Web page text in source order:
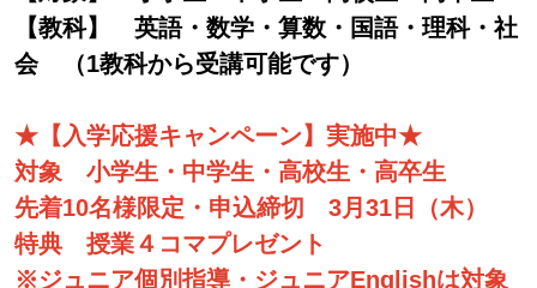
【教科】 英語・数学・算数・国語・理科・社
会 （1教科から受講可能です）
★【入学応援キャンペーン】実施中★
対象 小学生・中学生・高校生・高卒生
先着10名様限定・申込締切 3月31日（木）
特典 授業４コマプレゼント
※ジュニア個別指導・ジュニアEnglishは対象